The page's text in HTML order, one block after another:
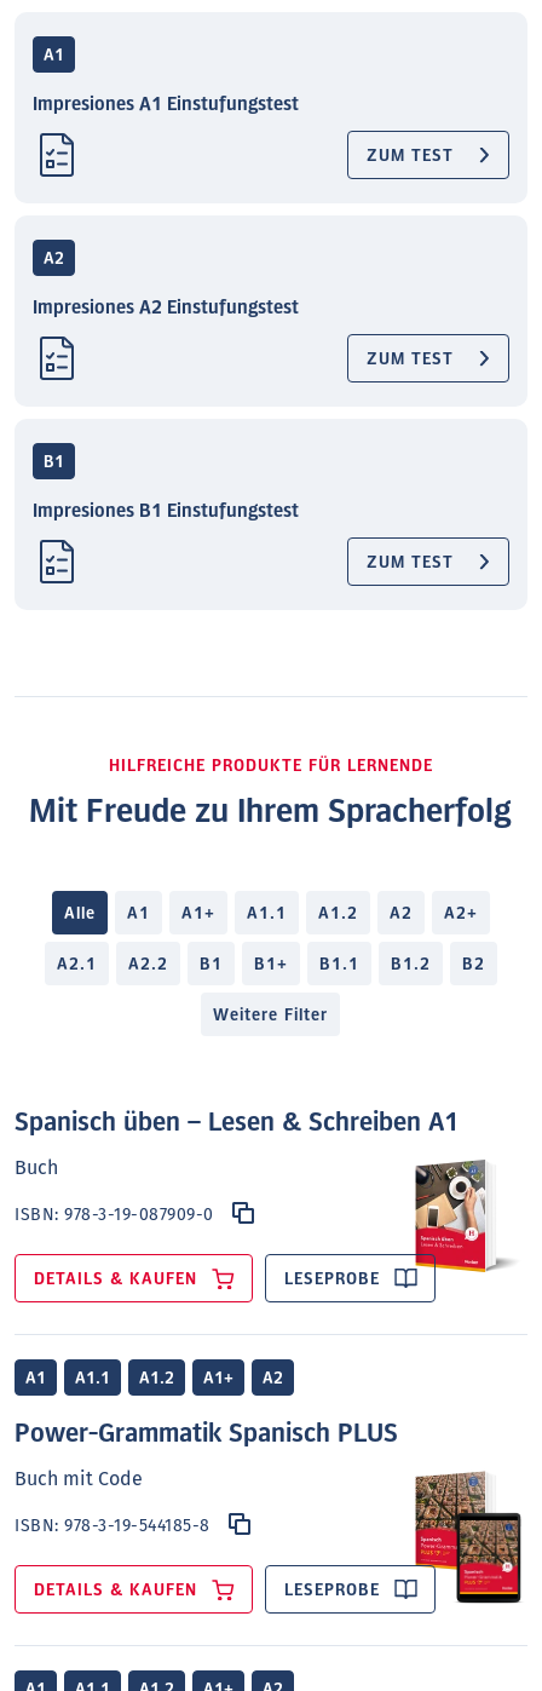
A1
Impresiones A1 Einstufungstest
ZUM TEST
A2
Impresiones A2 Einstufungstest
ZUM TEST
B1
Impresiones B1 Einstufungstest
ZUM TEST
HILFREICHE PRODUKTE FÜR LERNENDE
Mit Freude zu Ihrem Spracherfolg
Alle A1 A1+ A1.1 A1.2 A2 A2+
A2.1 A2.2 B1 B1+ B1.1 B1.2 B2
Weitere Filter
Spanisch üben – Lesen & Schreiben A1
Buch
ISBN:978-3-19-087909-0
DETAILS & KAUFEN LESEPROBE
A1 A1.1 A1.2 A1+ A2
Power-Grammatik Spanisch PLUS
Buch mit Code
ISBN:978-3-19-544185-8
DETAILS & KAUFEN LESEPROBE